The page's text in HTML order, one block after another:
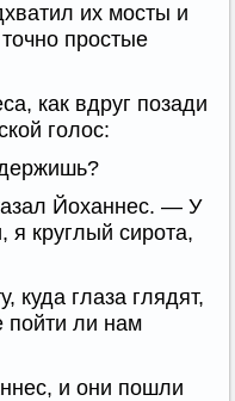
их мосты и
простые
как вдруг позади
голос:
Йоханнес. — У
я круглый сирота,
куда глаза глядят,
ли нам
и они пошли